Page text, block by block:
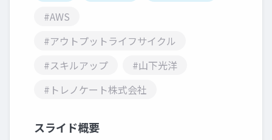
#AWS
#アウトプットライフサイクル
#スキルアップ
#山下光洋
#トレノケート株式会社
スライド概要